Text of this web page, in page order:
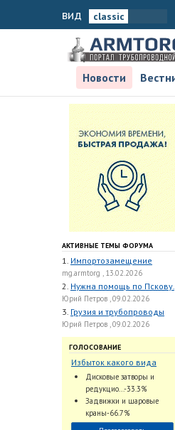
вид
Новости
АКТИВНЫЕ ТЕМЫ ФОРУМА
1. Импортозамещение
mg.armtorg , 13.02.2026
2. Нужна помощь по Пскову.
Юрий Петров , 09.02.2026
3. Грузия и трубопроводы
Юрий Петров , 09.02.2026
ГОЛОСОВАНИЕ
Избыток какого вида
трубопроводной
арматуры наблюдается
на Российском рынке с
2024 по 2026 годы?
Дисковые затворы и
редукцио...-33.3%
Задвижки и шаровые
краны-66.7%